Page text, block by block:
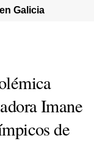
Galicia
Imane
de